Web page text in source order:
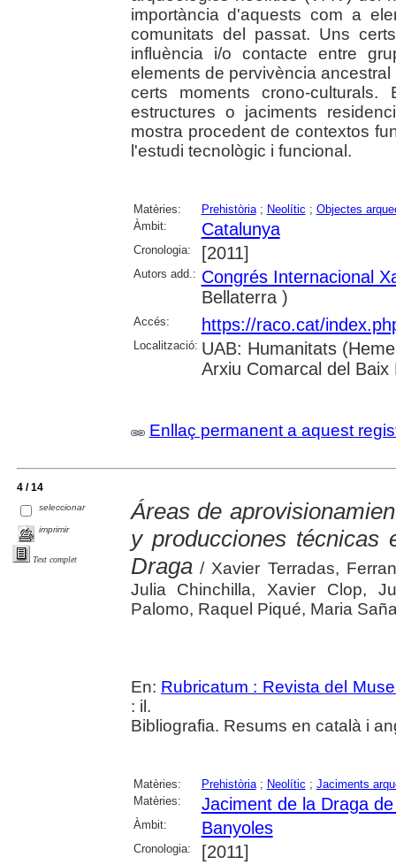
importància d'aquests com a
comunitats del passat. Uns
influència i/o contacte entre
elements de pervivència
certs moments crono-
estructures o jaciments
mostra procedent de contextos
l'estudi tecnològic i funcional.
Matèries: Prehistòria; Neolític ; Objectes
Àmbit:
Catalunya
Cronologia: [2011]
Autors add.: Congrés Internacional
Bellaterra )
Accés: https://raco.cat/
Localització: UAB: Humanitats
Arxiu Comarcal del
Enllaç permanent a aquest
4 / 14
seleccionar
imprimir
Text complet
Áreas de
y producciones
Draga/ Xavier Terradas,
Julia Chinchilla, Xavier Clop,
Palomo, Raquel Piqué, Maria
En: Rubricatum : Revista del
: il.
Bibliografia. Resums en català i
Matèries: Prehistòria; Neolític ; Jaciments
Matèries:
Jaciment de la Draga
Àmbit: Banyoles
Cronologia: [2011]